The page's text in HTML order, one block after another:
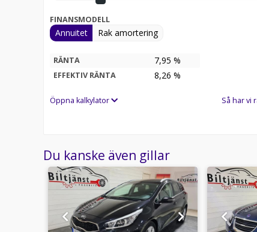
FINANSMODELL
Annuitet Rak amortering
RÄNTA 7,95 %
EFFEKTIV RÄNTA 8,26 %
Öppna kalkylator Så har vi
Du kanske även gillar